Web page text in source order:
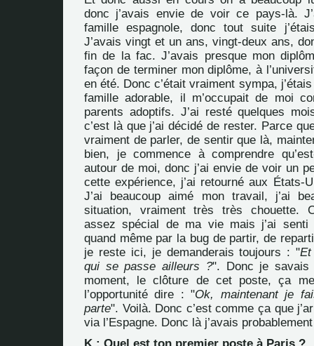
donc j’avais envie de voir ce pays-là.
famille espagnole, donc tout suite
J’avais vingt et un ans, vingt-deux ans,
fin de la fac. J’avais presque mon
façon de terminer mon diplôme, à
en été. Donc c’était vraiment sympa,
famille adorable, il m’occupait de moi
parents adoptifs. J’ai resté quelques
c’est là que j’ai décidé de rester. Parce
vraiment de parler, de sentir que là,
bien, je commence à comprendre
autour de moi, donc j’ai envie de voir un
cette expérience, j’ai retourné aux États-
J’ai beaucoup aimé mon travail, j’ai
situation, vraiment très très chouette.
assez spécial de ma vie mais j’ai senti
quand même par la bug de partir, de
je reste ici, je demanderais toujours : "Et
qui se passe ailleurs ?". Donc je savais
moment, le clôture de cet poste, ça
l’opportunité dire : "Ok, maintenant je
parte". Voilà. Donc c’est comme ça que
via l’Espagne. Donc là j’avais